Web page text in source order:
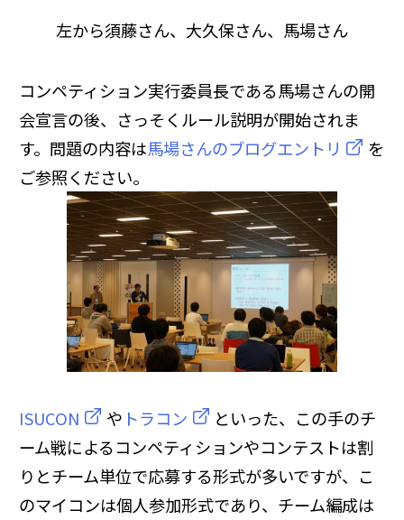
左から須藤さん、大久保さん、馬場さん
コンペティション実行委員長である馬場さんの開
会宣言の後、さっそくルール説明が開始されま
す。問題の内容は馬場さんのブログエントリ
を
ご参照ください。
ISUCON や トラコン
といった、この手のチ
ーム戦によるコンペティションやコンテストは割
りとチーム単位で応募する形式が多いですが、こ
のマイコンは個人参加形式であり、チーム編成は